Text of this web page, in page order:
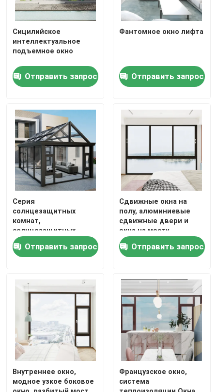
Сицилийское
интеллектуальное
подъемное окно
Отправить запрос
Фантомное окно лифта
Отправить запрос
Серия
солнцезащитных
комнат,
солнцезащитных
комнат, наружных
навесов
Отправить запрос
Сдвижные окна на
полу, алюминиевые
сдвижные двери и
окна на мосту,
стеклянные сдвижные
окна на синий свет
Отправить запрос
Внутреннее окно,
модное узкое боковое
Французское окно,
система